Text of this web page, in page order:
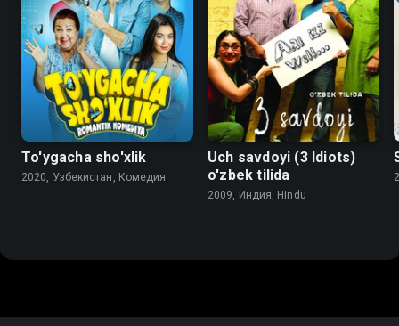
To'ygacha sho'xlik
2020, Узбекистан, Комедия
Uch savdoyi (3 Idiots)
o'zbek tilida
2009, Индия, Hindu